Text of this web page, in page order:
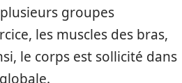
groupes
les muscles des bras,
le corps est sollicité dans